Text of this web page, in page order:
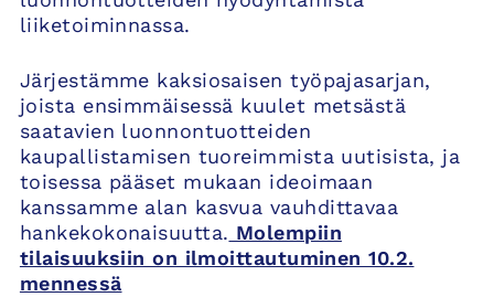
liiketoiminnassa.
Järjestämme kaksiosaisen työpajasarjan,
joista ensimmäisessä kuulet metsästä
saatavien luonnontuotteiden
kaupallistamisen tuoreimmista uutisista, ja
toisessa pääset mukaan ideoimaan
kanssamme alan kasvua vauhdittavaa
hankekokonaisuutta. Molempiin
tilaisuuksiin on ilmoittautuminen 10.2.
mennessä